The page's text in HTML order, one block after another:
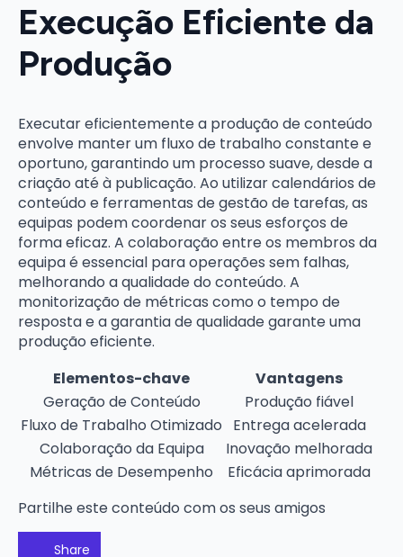
Execução Eficiente da
Produção
Executar eficientemente a produção de conteúdo
envolve manter um fluxo de trabalho constante e
oportuno, garantindo um processo suave, desde a
criação até à publicação. Ao utilizar calendários de
conteúdo e ferramentas de gestão de tarefas, as
equipas podem coordenar os seus esforços de
forma eficaz. A colaboração entre os membros da
equipa é essencial para operações sem falhas,
melhorando a qualidade do conteúdo. A
monitorização de métricas como o tempo de
resposta e a garantia de qualidade garante uma
produção eficiente.
Elementos-chave
Vantagens
Geração de Conteúdo
Produção fiável
Fluxo de Trabalho Otimizado
Entrega acelerada
Colaboração da Equipa
Inovação melhorada
Métricas de Desempenho
Eficácia aprimorada
Partilhe este conteúdo com os seus amigos
Share